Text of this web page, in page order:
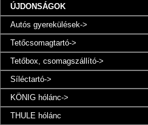
ÚJDONSÁGOK
Autós gyerekülések->
Tetőcsomagtartó->
Tetőbox, csomagszállító->
Síléctartó->
KÖNIG hólánc->
THULE hólánc